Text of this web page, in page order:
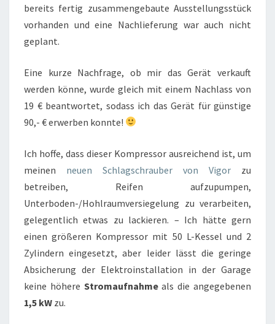
bereits fertig zusammengebaute Ausstellungsstück
vorhanden und eine Nachlieferung war auch nicht
geplant.
Eine kurze Nachfrage, ob mir das Gerät verkauft
werden könne, wurde gleich mit einem Nachlass von
19 € beantwortet, sodass ich das Gerät für günstige
90,- € erwerben konnte!
Ich hoffe, dass dieser Kompressor ausreichend ist, um
meinen neuen Schlagschrauber von Vigor zu
betreiben, Reifen aufzupumpen,
Unterboden-/Hohlraumversiegelung zu verarbeiten,
gelegentlich etwas zu lackieren. – Ich hätte gern
einen größeren Kompressor mit 50 L-Kessel und 2
Zylindern eingesetzt, aber leider lässt die geringe
Absicherung der Elektroinstallation in der Garage
keine höhere Stromaufnahmeals die angegebenen
1,5 kW zu.